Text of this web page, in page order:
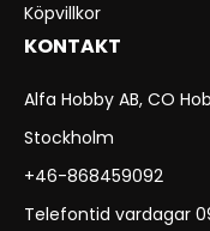
Köpvillkor
KONTAKT
Alfa Hobby AB, CO
Stockholm
+46-868459092
Telefontid vardagar